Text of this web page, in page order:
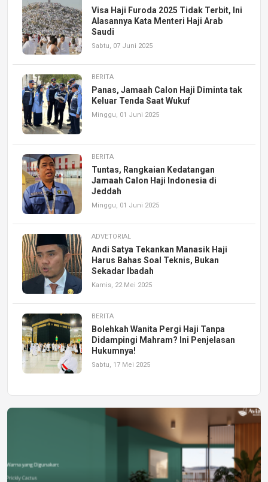
Visa Haji Furoda 2025 Tidak Terbit, Ini
Alasannya Kata Menteri Haji Arab
Saudi
Sabtu, 07 Juni 2025
BERITA
Panas, Jamaah Calon Haji Diminta tak
Keluar Tenda Saat Wukuf
Minggu, 01 Juni 2025
BERITA
Tuntas, Rangkaian Kedatangan
Jamaah Calon Haji Indonesia di
Jeddah
Minggu, 01 Juni 2025
ADVETORIAL
Andi Satya Tekankan Manasik Haji
Harus Bahas Soal Teknis, Bukan
Sekadar Ibadah
Kamis, 22 Mei 2025
BERITA
Bolehkah Wanita Pergi Haji Tanpa
Didampingi Mahram? Ini Penjelasan
Hukumnya!
Sabtu, 17 Mei 2025